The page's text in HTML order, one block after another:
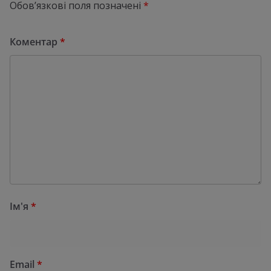
Обов’язкові поля позначені *
Коментар *
Ім'я *
Email *